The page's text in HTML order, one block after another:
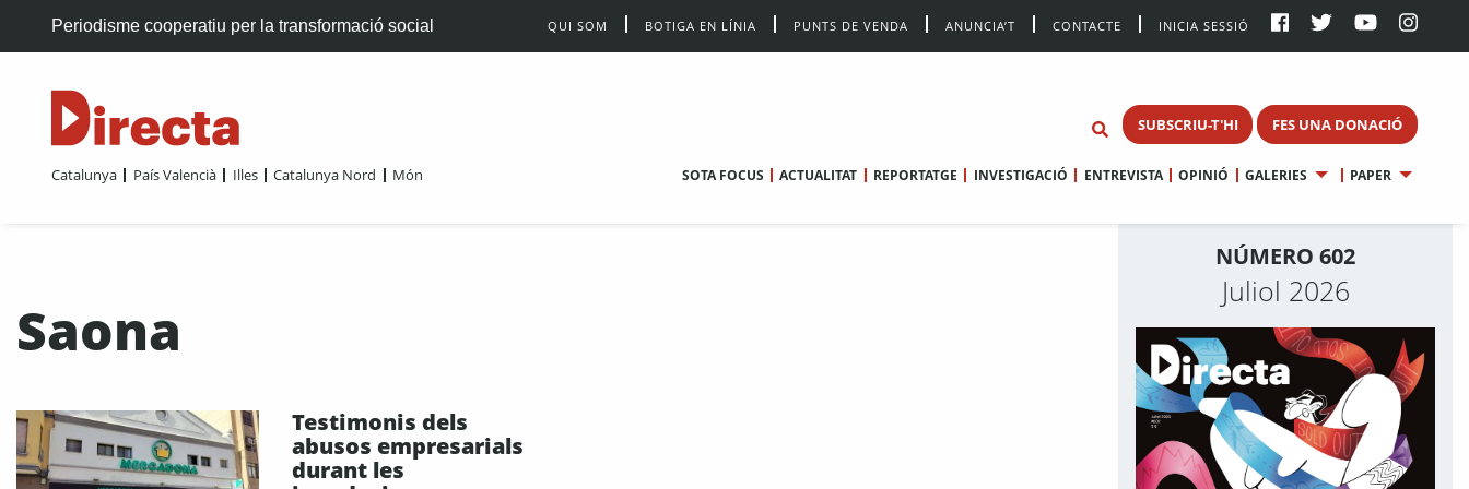
Periodisme cooperatiu per la transformació social QUI SOM BOTIGA EN LÍNIA PUNTS DE VENDA ANUNCIA’T CONTACTE INICIA SESSIÓ
SUBSCRIU-T'HI FES UNA DONACIÓ
Catalunya País Valencià Illes Catalunya Nord Món SOTA FOCUS ACTUALITAT REPORTATGE INVESTIGACIÓ ENTREVISTA OPINIÓ GALERIES PAPER
Saona
Testimonis dels
abusos empresarials
durant les
NÚMERO 602
Juliol 2026